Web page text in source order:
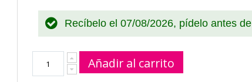
Recíbelo el 07/08/2026, pídelo antes de
Añadir al carrito